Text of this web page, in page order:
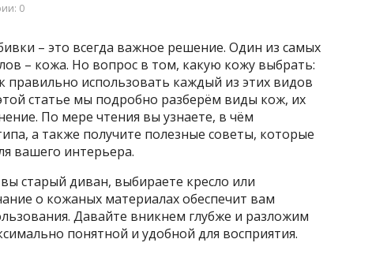
0
– это всегда важное решение. Один из самых
– кожа. Но вопрос в том, какую кожу выбрать:
правильно использовать каждый из этих видов
статье мы подробно разберём виды кож, их
По мере чтения вы узнаете, в чём
а также получите полезные советы, которые
вашего интерьера.
старый диван, выбираете кресло или
о кожаных материалах обеспечит вам
Давайте вникнем глубже и разложим
понятной и удобной для восприятия.